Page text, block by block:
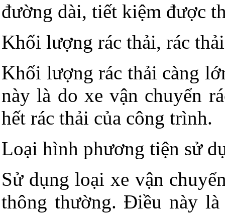
đường dài, tiết kiệm được
Khối lượng rác thải, rác
Khối lượng rác thải càng
này là do xe vận chuyển
hết rác thải của công trình.
Loại hình phương tiện sử
Sử dụng loại xe vận
thông thường. Điều này